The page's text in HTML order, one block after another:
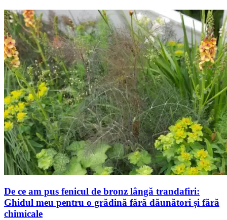
De ce am pus fenicul de bronz lângă trandafiri:
Ghidul meu pentru o grădină fără dăunători și fără
chimicale